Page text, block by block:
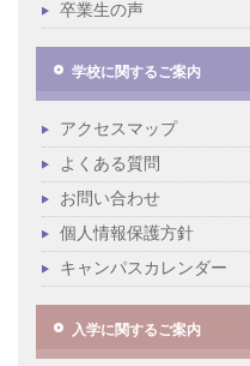
卒業生の声
学校に関するご案内
アクセスマップ
よくある質問
お問い合わせ
個人情報保護方針
キャンパスカレンダー
入学に関するご案内